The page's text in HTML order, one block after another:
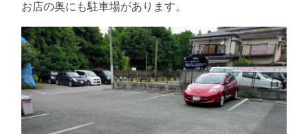
お店の奥にも駐車場があります。